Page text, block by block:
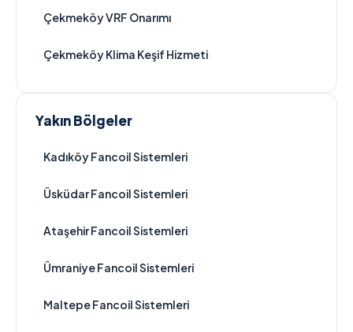
Çekmeköy VRF Onarımı
Çekmeköy Klima Keşif Hizmeti
Yakın Bölgeler
Kadıköy Fancoil Sistemleri
Üsküdar Fancoil Sistemleri
Ataşehir Fancoil Sistemleri
Ümraniye Fancoil Sistemleri
Maltepe Fancoil Sistemleri